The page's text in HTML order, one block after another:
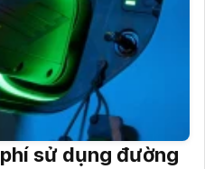
sử dụng đường